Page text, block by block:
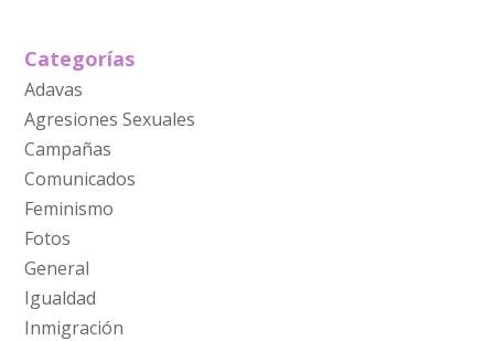
Categorías
Adavas
Agresiones Sexuales
Campañas
Comunicados
Feminismo
Fotos
General
Igualdad
Inmigración